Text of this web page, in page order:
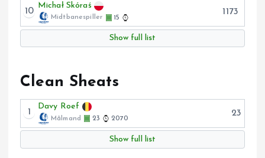
10
Michał Skóraś
Midtbanespiller 15
1173
Show full list
Clean Sheats
1
Davy Roef
Målmand 23 2070
23
Show full list